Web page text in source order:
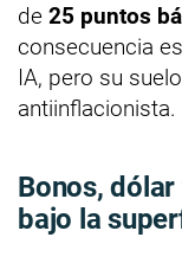
de 25 puntos
consecuencia
IA, pero su
antiinflacionista.
Bonos,
bajo la